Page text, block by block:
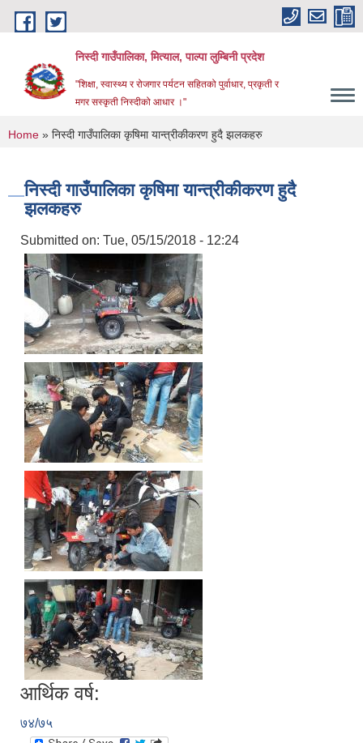
Skip to main content
निस्दी गाउँपालिका, मित्याल, पाल्पा लुम्बिनी प्रदेश
"शिक्षा, स्वास्थ्य र रोजगार पर्यटन सहितको पुर्वाधार, प्रकृती र
मगर सस्कृती निस्दीको आधार ।"
You are here
Home » निस्दी गाउँपालिका कृषिमा यान्त्रीकीकरण हुदै झलकहरु
निस्दी गाउँपालिका कृषिमा यान्त्रीकीकरण हुदै
झलकहरु
Submitted on: Tue, 05/15/2018 - 12:24
आर्थिक वर्ष:
७४/७५